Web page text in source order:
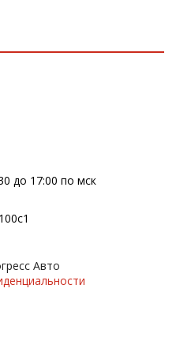
до 17:00 по мск
Авто